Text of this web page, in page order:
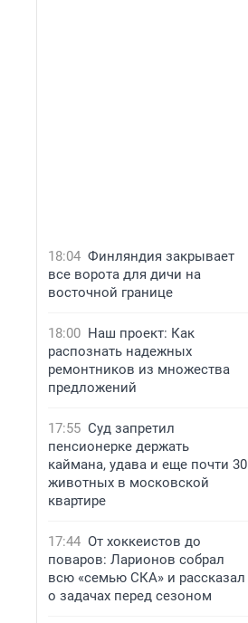
18:04 Финляндия закрывает
все ворота для дичи на
восточной границе
18:00 Наш проект: Как
распознать надежных
ремонтников из множества
предложений
17:55 Суд запретил
пенсионерке держать
каймана, удава и еще почти 30
животных в московской
квартире
17:44 От хоккеистов до
поваров: Ларионов собрал
всю «семью СКА» и рассказал
о задачах перед сезоном